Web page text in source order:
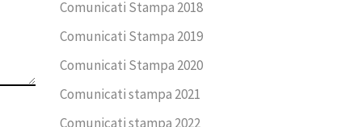
Comunicati Stampa 2018
Comunicati Stampa 2019
Comunicati Stampa 2020
Comunicati stampa 2021
Comunicati stampa 2022